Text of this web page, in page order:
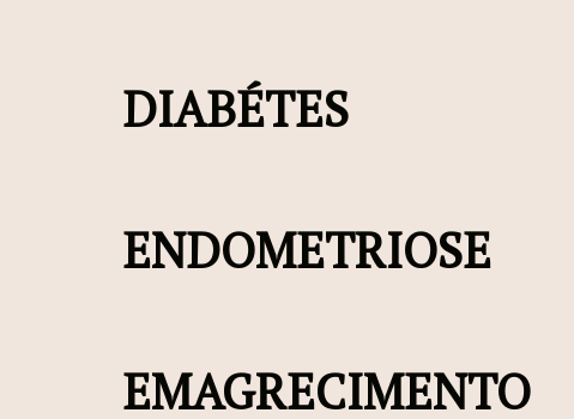
DIABÉTES
ENDOMETRIOSE
EMAGRECIMENTO